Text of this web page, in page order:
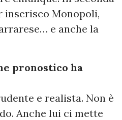
inserisco Monopoli,
e anche la
pronostico ha
e realista. Non è
Anche lui ci mette